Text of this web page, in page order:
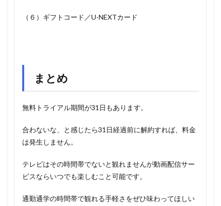
（６）ギフトコード／U-NEXTカード
まとめ
無料トライアル期間が31日もあります。
合わないな、と感じたら31日経過前に解約すれば、料金
は発生しません。
テレビはその時間帯でないと観れませんが動画配信サー
ビスならいつでも楽しむこと可能です。
通勤通学の時間帯で観れる手軽さをぜひ味わってほしい